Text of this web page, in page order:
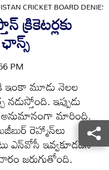
CRICKET BOARD
క్రికెటర్లకు
PM
ఇంకా మూడు నెలల
ఇప్పుడు
అనుమానంగా మారింది.
రెహ్మాన్‌లు
ఎన్‌వోసీ ఇవ్వకూడదని
జరుగుతోంది.